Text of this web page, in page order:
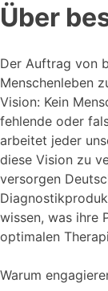
Über
Der Auftrag von
Menschenleben
Vision: Kein
fehlende oder
arbeitet jeder
diese Vision zu
versorgen
wissen, was ihre
optimalen
Warum